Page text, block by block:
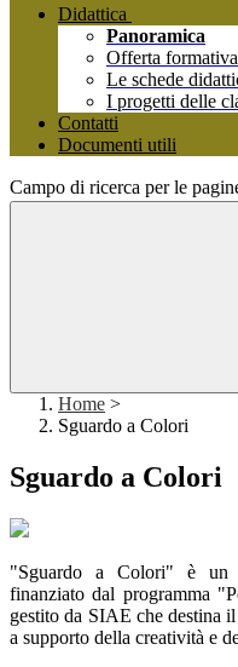
Didattica
Panoramica
Offerta formativa
Le schede
I progetti delle
Contatti
Documenti utili
Campo di ricerca per le
Home >
Sguardo a Colori
Sguardo a Colori
"Sguardo a Colori" è un
finanziato dal programma
gestito da SIAE che destina
a supporto della creatività e